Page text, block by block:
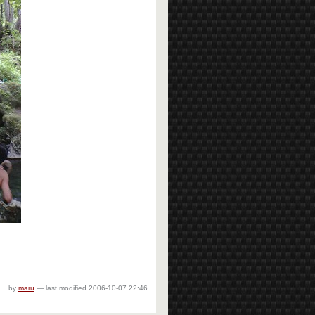
by maru — last modified 2006-10-07 22:46